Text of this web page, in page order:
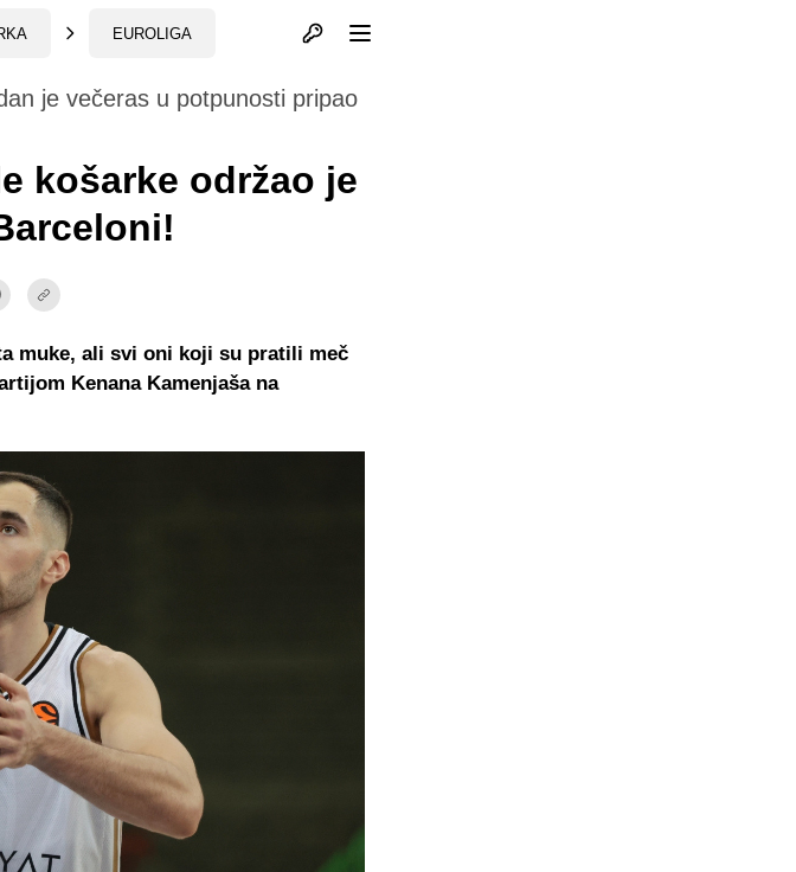
EUROLIGA Otvori profil
je večeras u potpunosti pripao
košarke održao je
muke, ali svi oni koji su pratili meč
Kenana Kamenjaša na